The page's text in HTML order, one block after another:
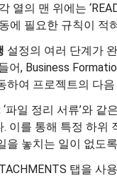
각 열의 맨 위에는
에 필요한 규칙이 적
설정의 여러 단계가
어, Business
하여 프로젝트의 다
‘파일 정리 서류’와 같
이를 통해 특정 하위
을 놓치는 일이 없도
탭을 사